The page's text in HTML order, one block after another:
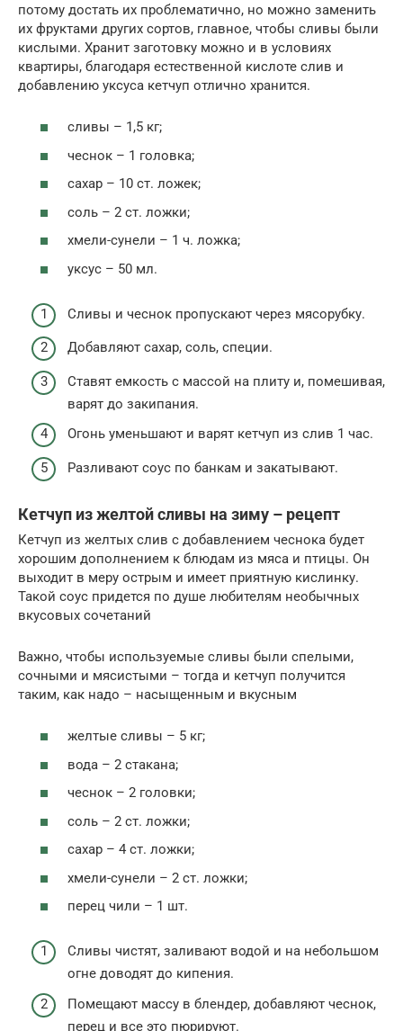
потому достать их проблематично, но можно заменить
их фруктами других сортов, главное, чтобы сливы были
кислыми. Хранит заготовку можно и в условиях
квартиры, благодаря естественной кислоте слив и
добавлению уксуса кетчуп отлично хранится.
сливы – 1,5 кг;
чеснок – 1 головка;
сахар – 10 ст. ложек;
соль – 2 ст. ложки;
хмели-сунели – 1 ч. ложка;
уксус – 50 мл.
Сливы и чеснок пропускают через мясорубку.
Добавляют сахар, соль, специи.
Ставят емкость с массой на плиту и, помешивая,
варят до закипания.
Огонь уменьшают и варят кетчуп из слив 1 час.
Разливают соус по банкам и закатывают.
Кетчуп из желтой сливы на зиму – рецепт
Кетчуп из желтых слив с добавлением чеснока будет
хорошим дополнением к блюдам из мяса и птицы. Он
выходит в меру острым и имеет приятную кислинку.
Такой соус придется по душе любителям необычных
вкусовых сочетаний
Важно, чтобы используемые сливы были спелыми,
сочными и мясистыми – тогда и кетчуп получится
таким, как надо – насыщенным и вкусным
желтые сливы – 5 кг;
вода – 2 стакана;
чеснок – 2 головки;
соль – 2 ст. ложки;
сахар – 4 ст. ложки;
хмели-сунели – 2 ст. ложки;
перец чили – 1 шт.
Сливы чистят, заливают водой и на небольшом
огне доводят до кипения.
Помещают массу в блендер, добавляют чеснок,
перец и все это пюрируют.